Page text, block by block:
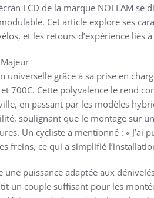
LCD de la marque NOLLAM se
Cet article explore ses
et les retours d’expérience liés
universelle grâce à sa prise en
700C. Cette polyvalence le rend
en passant par les modèles
soulignant que le montage sur
Un cycliste a mentionné : « J’ai
freins, ce qui a simplifié
puissance adaptée aux
un couple suffisant pour les